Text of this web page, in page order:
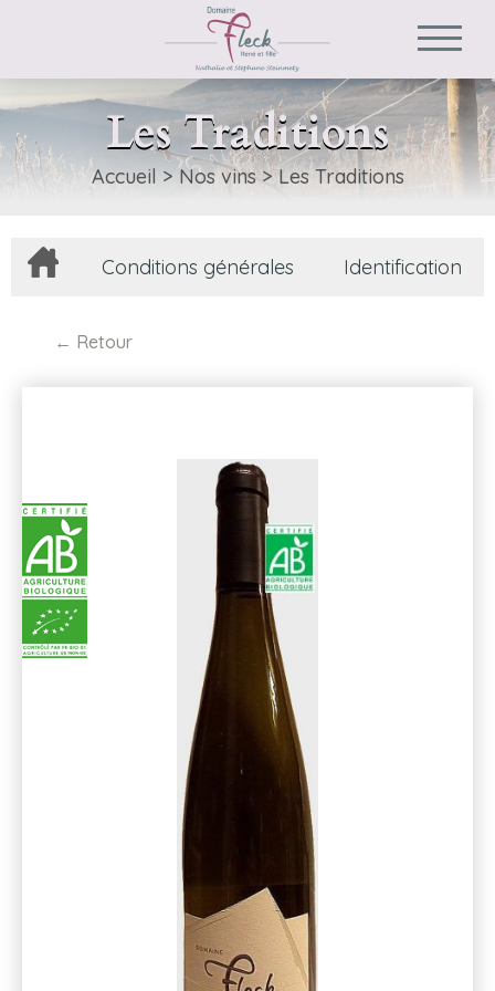
Les Traditions
Accueil > Nos vins>Les Traditions
Conditions générales Identification
Retour